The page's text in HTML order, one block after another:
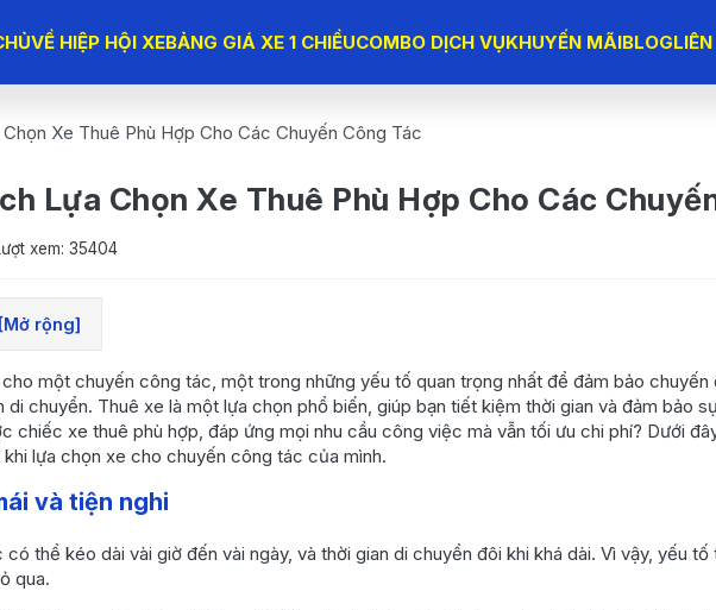
VỀ HIỆP HỘI XEBẢNG GIÁ XE 1 CHIỀUCOMBO DỊCH VỤKHUYẾN MÃIBLOG
Xe Thuê Phù Hợp Cho Các Chuyến Công Tác
Lựa Chọn Xe Thuê Phù Hợp Cho Các
xem: 35404
[Mở rộng]
và tiện
và linh
phí
vụ
Và
một chuyến công tác, một trong những yếu tố quan trọng nhất để đảm bảo chuyến
di chuyển. Thuê xe là một lựa chọn phổ biến, giúp bạn tiết kiệm thời gian và đảm bảo
chiếc xe thuê phù hợp, đáp ứng mọi nhu cầu công việc mà vẫn tối ưu chi phí? Dưới
lựa chọn xe cho chuyến công tác của mình.
và tiện nghi
thể kéo dài vài giờ đến vài ngày, và thời gian di chuyển đôi khi khá dài. Vì vậy, yếu
qua.